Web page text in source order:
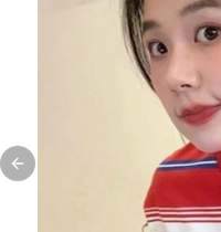
Previous slide